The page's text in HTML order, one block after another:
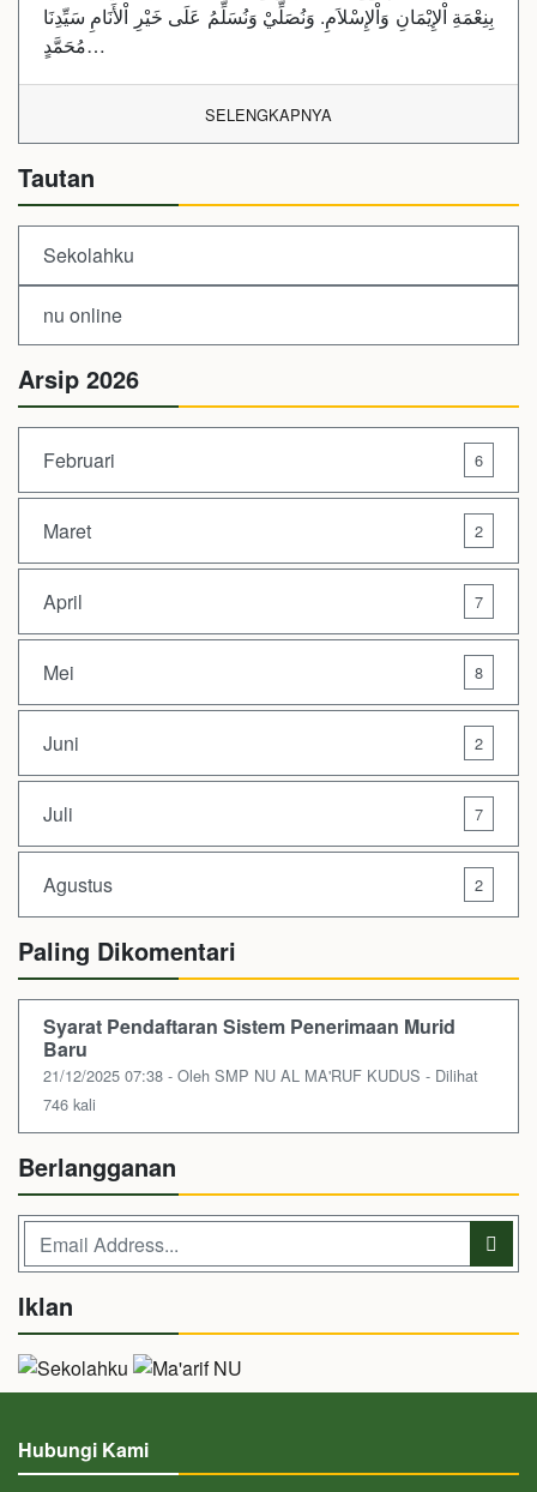
بِنِعْمَةِ اْلإِيْمَانِ وَاْلإِسْلاَمِ. وَنُصَلِّيْ وَنُسَلِّمُ عَلَى خَيْرِ اْلأَنَامِ سَيِّدِنَا
مُحَمَّدٍ…
SELENGKAPNYA
Tautan
Sekolahku
nu online
Arsip 2026
Februari 6
Maret 2
April 7
Mei 8
Juni 2
Juli 7
Agustus 2
Paling Dikomentari
Syarat Pendaftaran Sistem Penerimaan Murid
Baru
21/12/2025 07:38 - Oleh SMP NU AL MA'RUF KUDUS - Dilihat
746 kali
Berlangganan
Iklan
Hubungi Kami